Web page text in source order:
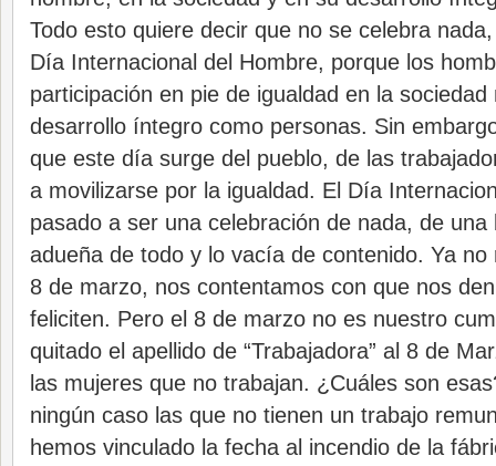
Todo esto quiere decir que no se celebra
Día Internacional del Hombre, porque los
participación en pie de igualdad en la
desarrollo íntegro como personas. Sin
que este día surge del pueblo, de las
a movilizarse por la igualdad. El Día
pasado a ser una celebración de nada, de
adueña de todo y lo vacía de contenido. Ya no
8 de marzo, nos contentamos con que nos
feliciten. Pero el 8 de marzo no es nuestro
quitado el apellido de “Trabajadora” al 8 de
las mujeres que no trabajan. ¿Cuáles son
ningún caso las que no tienen un trabajo
hemos vinculado la fecha al incendio de la